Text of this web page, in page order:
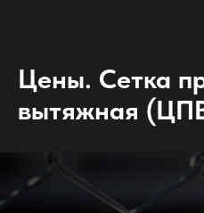
Цены. Сетка
вытяжная